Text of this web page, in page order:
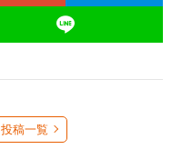
投稿一覧